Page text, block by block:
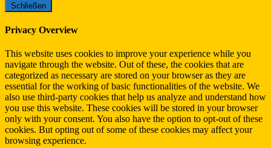
Schließen
Privacy Overview
This website uses cookies to improve your experience while you
navigate through the website. Out of these, the cookies that are
categorized as necessary are stored on your browser as they are
essential for the working of basic functionalities of the website. We
also use third-party cookies that help us analyze and understand how
you use this website. These cookies will be stored in your browser
only with your consent. You also have the option to opt-out of these
cookies. But opting out of some of these cookies may affect your
browsing experience.